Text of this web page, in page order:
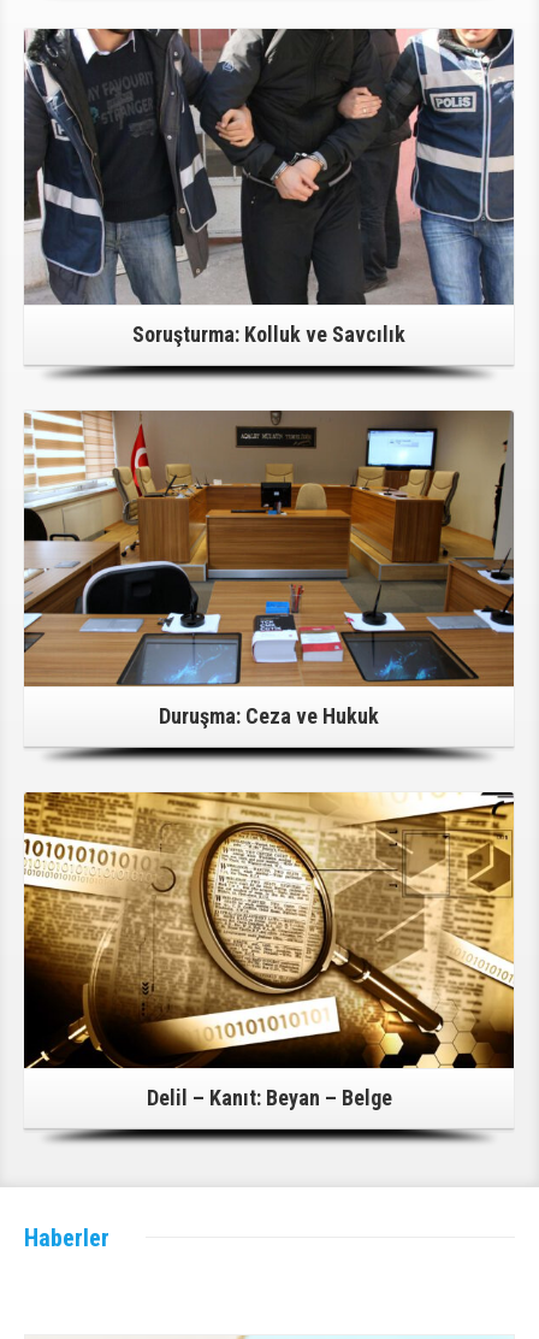
Detaylı Bilgi İçin Tıklayınız!
Soruşturma: Kolluk ve Savcılık
Detaylı Bilgi İçin Tıklayınız!
Duruşma: Ceza ve Hukuk
Detaylı Bilgi İçin Tıklayınız!
Delil – Kanıt: Beyan – Belge
Haberler